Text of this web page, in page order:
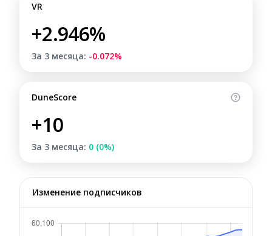
VR
+2.946%
За 3 месяца: -0.072%
DuneScore
+10
За 3 месяца: 0 (0%)
Изменение подписчиков